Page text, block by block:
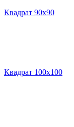
Квадрат 90х90
Квадрат 100х100